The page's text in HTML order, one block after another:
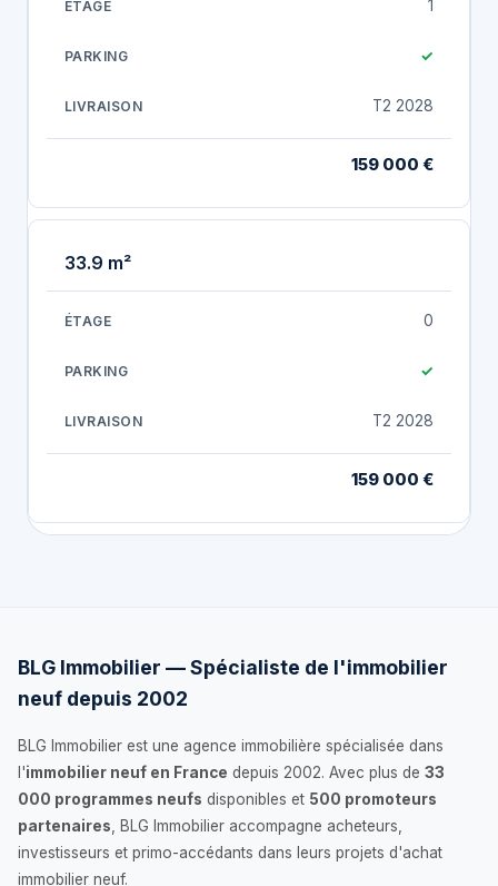
1
✓
T2 2028
159 000 €
33.9 m²
0
✓
T2 2028
159 000 €
BLG Immobilier — Spécialiste de l'immobilier
neuf depuis 2002
BLG Immobilier est une agence immobilière spécialisée dans
l'immobilier neuf en France depuis 2002. Avec plus de 33
000 programmes neufs disponibles et 500 promoteurs
partenaires , BLG Immobilier accompagne acheteurs,
investisseurs et primo-accédants dans leurs projets d'achat
immobilier neuf.